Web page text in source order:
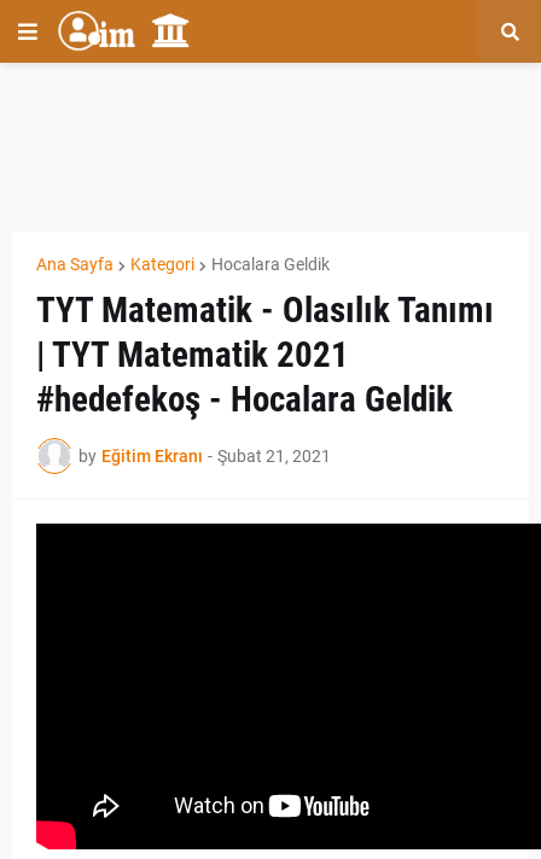
Ana Sayfa Kategori Hocalara Geldik
TYT Matematik - Olasılık Tanımı
| TYT Matematik 2021
#hedefekoş - Hocalara Geldik
by Eğitim Ekranı - Şubat 21, 2021